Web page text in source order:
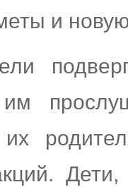
и